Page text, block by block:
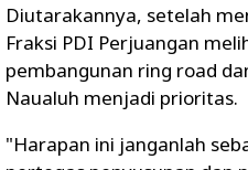
Diutarakannya, setelah
Fraksi PDI Perjuangan
pembangunan ring road
Naualuh menjadi prioritas.
"Harapan ini janganlah